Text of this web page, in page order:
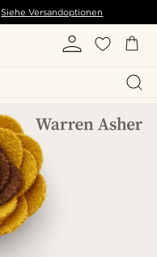
Siehe Versandoptionen